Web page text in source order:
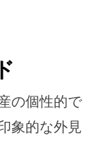
の個性的で
象的な外見